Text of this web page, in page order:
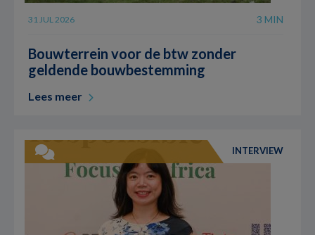
31 JUL 2026 3 MIN
Bouwterrein voor de btw zonder
geldende bouwbestemming
Lees meer
INTERVIEW